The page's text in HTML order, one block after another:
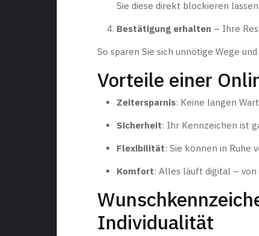
Sie diese direkt blockieren lassen.
Bestätigung erhalten – Ihre
So sparen Sie sich unnötige Wege
Vorteile einer
Zeitersparnis: Keine langen
Sicherheit: Ihr Kennzeichen ist
Flexibilität: Sie können in Ruhe
Komfort: Alles läuft digital – von
Individualität